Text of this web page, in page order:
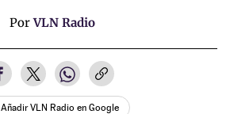
PorVLN Radio
Añadir VLN Radio en Google